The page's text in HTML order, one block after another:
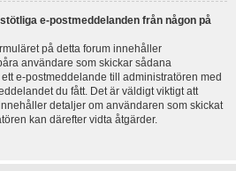
e-postmeddelanden från någon på
på detta forum innehåller
användare som skickar sådana
e-postmeddelande till administratören med
du fått. Det är väldigt viktigt att
detaljer om användaren som skickat
kan därefter vidta åtgärder.